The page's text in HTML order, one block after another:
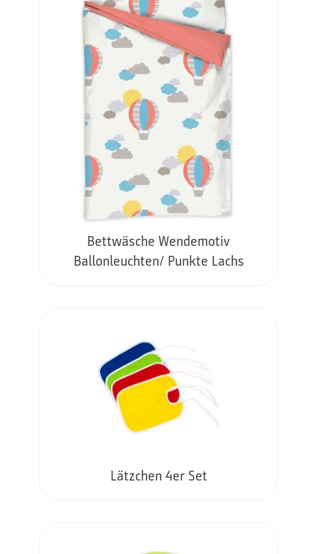
Bettwäsche Wendemotiv
Ballonleuchten/ Punkte Lachs
Lätzchen 4er Set